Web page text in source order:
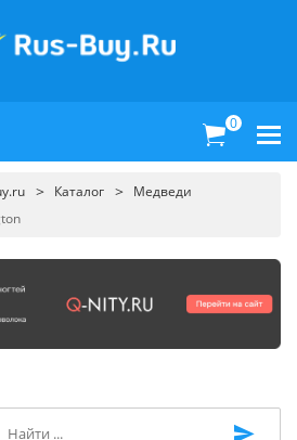
0
Каталог
Медведи